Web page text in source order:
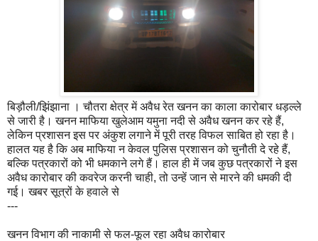
बिड़ौली/झिंझाना । चौतरा क्षेत्र में अवैध रेत खनन का काला कारोबार धड़ल्ले
से जारी है। खनन माफिया खुलेआम यमुना नदी से अवैध खनन कर रहे हैं,
लेकिन प्रशासन इस पर अंकुश लगाने में पूरी तरह विफल साबित हो रहा है।
हालत यह है कि अब माफिया न केवल पुलिस प्रशासन को चुनौती दे रहे हैं,
बल्कि पत्रकारों को भी धमकाने लगे हैं। हाल ही में जब कुछ पत्रकारों ने इस
अवैध कारोबार की कवरेज करनी चाही, तो उन्हें जान से मारने की धमकी दी
गई। खबर सूत्रों के हवाले से
---
खनन विभाग की नाकामी से फल-फूल रहा अवैध कारोबार